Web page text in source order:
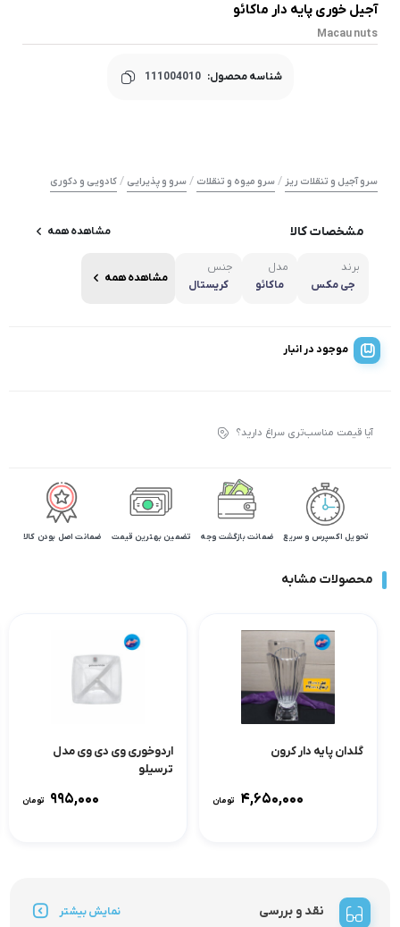
آجیل خوری پایه دار ماکائو
Macau nuts
شناسه محصول: 111004010
سرو آجیل و تنقلات ریز / سرو میوه و تنقلات / سرو و پذیرایی / کادویی و دکوری
مشخصات کالا مشاهده همه
برند
جی مکس
مدل
ماکائو
جنس
کریستال
مشاهده همه
موجود در انبار
آیا قیمت مناسب‌تری سراغ دارید؟
تحویل اکسپرس و سریع ضمانت بازگشت وجه تضمین بهترین قیمت ضمانت اصل بودن کالا
محصولات مشابه
گلدان پایه دار کرون
۴,۶۵۰,۰۰۰ تومان
اردوخوری وی دی وی مدل
ترسیلو
۹۹۵,۰۰۰ تومان
نقد و بررسی نمایش بیشتر